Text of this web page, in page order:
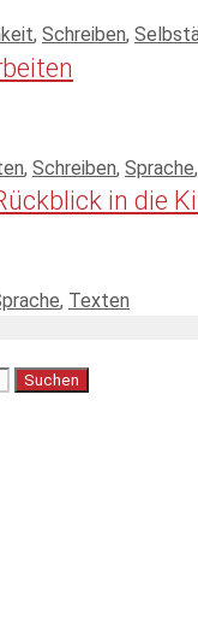
, Schreiben,
, Schreiben, Sprache,
in die
, Texten